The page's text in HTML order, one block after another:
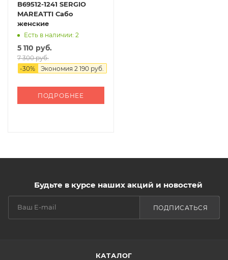
B69512-1241 SERGIO
MAREATTI Сабо
женские
Есть в наличии: 2
5 110 руб.
7 300 руб.
-30% Экономия 2 190 руб.
ПОДРОБНЕЕ
Будьте в курсе наших акций и новостей
ПОДПИСАТЬСЯ
КАТАЛОГ